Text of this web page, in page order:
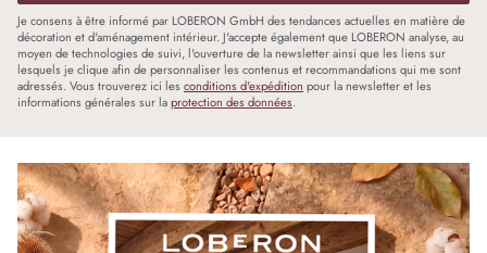
Je consens à être informé par LOBERON GmbH des tendances actuelles en matière de
décoration et d'aménagement intérieur. J'accepte également que LOBERON analyse, au
moyen de technologies de suivi, l'ouverture de la newsletter ainsi que les liens sur
lesquels je clique afin de personnaliser les contenus et recommandations qui me sont
adressés. Vous trouverez ici les conditions d'expédition pour la newsletter et les
informations générales sur laprotection des données.